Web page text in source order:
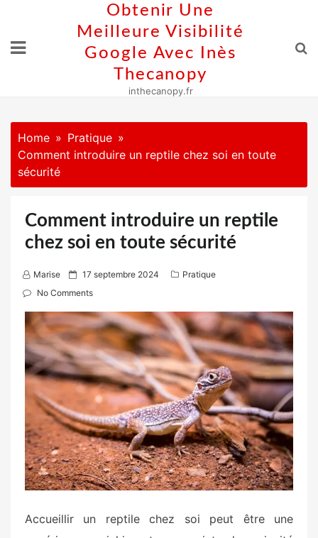
content
Obtenir Une
Meilleure Visibilité
Google Avec Inès
Thecanopy
inthecanopy.fr
Home
Pratique
Comment introduire un reptile chez soi en toute
sécurité
Comment introduire un reptile
chez soi en toute sécurité
Marise
P
o
e
d
o
n
17 septembre 2024
Pratique
No Comments
Accueillir un reptile chez soi peut être une